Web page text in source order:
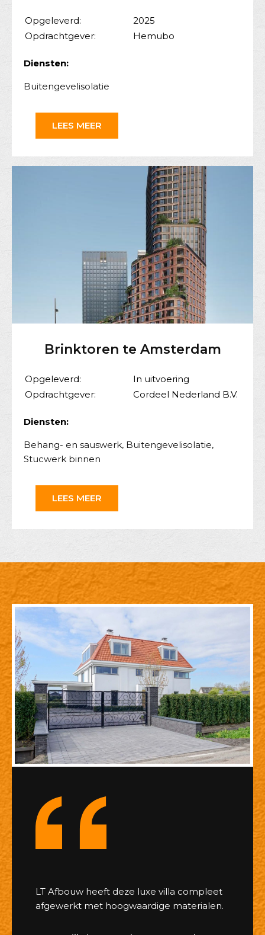
Opgeleverd:
2025
Opdrachtgever:
Hemubo
Diensten:
Buitengevelisolatie
LEES MEER
Brinktoren te Amsterdam
Opgeleverd:
In uitvoering
Opdrachtgever:
Cordeel Nederland B.V.
Diensten:
Behang- en sauswerk, Buitengevelisolatie,
Stucwerk binnen
LEES MEER
LT Afbouw heeft deze luxe villa compleet
afgewerkt met hoogwaardige materialen.